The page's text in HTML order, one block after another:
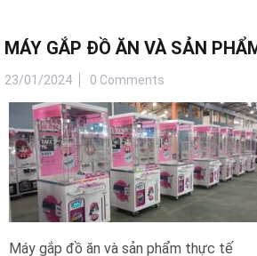
MÁY GẮP ĐỒ ĂN VÀ SẢN
23/01/2024 0 Comments
Máy gắp đồ ăn và sản phẩm thực tế